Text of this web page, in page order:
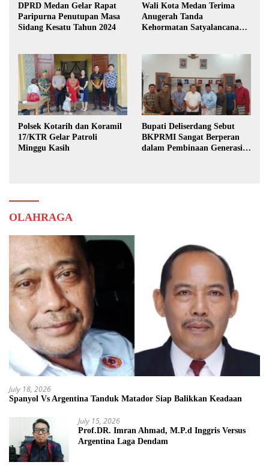
DPRD Medan Gelar Rapat
Paripurna Penutupan Masa
Sidang Kesatu Tahun 2024
Wali Kota Medan Terima
Anugerah Tanda
Kehormatan Satyalancana
Polsek Kotarih dan Koramil
17/KTR Gelar Patroli
Minggu Kasih
Bupati Deliserdang Sebut
BKPRMI Sangat Berperan
dalam Pembinaan Generasi
OLAHRAGA
July 18, 2026
Spanyol Vs Argentina Tanduk Matador Siap Balikkan Keadaan
July 15, 2026
Prof.DR. Imran Ahmad, M.P.d Inggris Versus
Argentina Laga Dendam